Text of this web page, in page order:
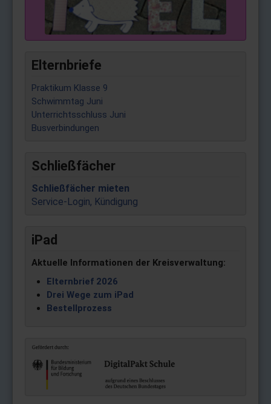
Elternbriefe
Praktikum Klasse 9
Schwimmtag Juni
Unterrichtsschluss Juni
Busverbindungen
Schließfächer
Schließfächer mieten
Service-Login, Kündigung
iPad
Aktuelle Informationen der Kreisverwaltung:
Elternbrief 2026
Drei Wege zum iPad
Bestellprozess